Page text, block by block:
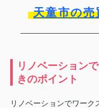
天童市の
リノベーション
きのポイント
リノベーションでワーク